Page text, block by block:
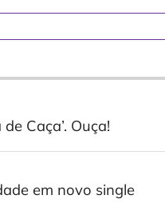
Caça’. Ouça!
em novo single